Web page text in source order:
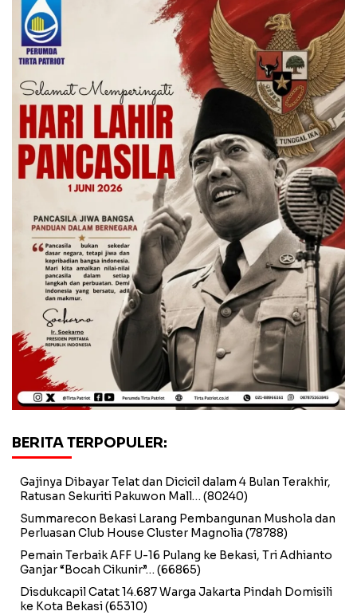
BERITA TERPOPULER:
Gajinya Dibayar Telat dan Dicicil dalam 4 Bulan Terakhir,
Ratusan Sekuriti Pakuwon Mall… (80240)
Summarecon Bekasi Larang Pembangunan Mushola dan
Perluasan Club House Cluster Magnolia (78788)
Pemain Terbaik AFF U-16 Pulang ke Bekasi, Tri Adhianto
Ganjar “Bocah Cikunir”… (66865)
Disdukcapil Catat 14.687 Warga Jakarta Pindah Domisili
ke Kota Bekasi(65310)